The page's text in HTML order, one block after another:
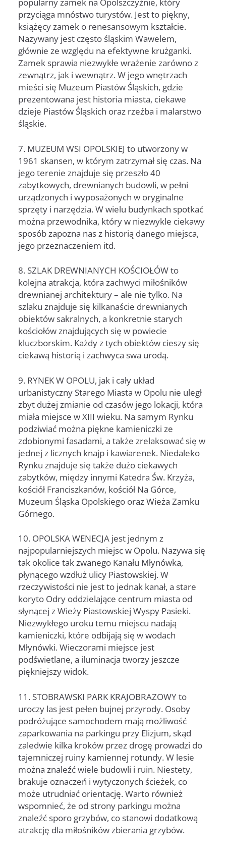
popularny zamek na Opolszczyźnie, który
przyciąga mnóstwo turystów. Jest to piękny,
książęcy zamek o renesansowym kształcie.
Nazywany jest często śląskim Wawelem,
głównie ze względu na efektywne krużganki.
Zamek sprawia niezwykłe wrażenie zarówno z
zewnątrz, jak i wewnątrz. W jego wnętrzach
mieści się Muzeum Piastów Śląskich, gdzie
prezentowana jest historia miasta, ciekawe
dzieje Piastów Śląskich oraz rzeźba i malarstwo
śląskie.
7. MUZEUM WSI OPOLSKIEJ to utworzony w
1961 skansen, w którym zatrzymał się czas. Na
jego terenie znajduje się przeszło 40
zabytkowych, drewnianych budowli, w pełni
urządzonych i wyposażonych w oryginalne
sprzęty i narzędzia. W wielu budynkach spotkać
można przewodnika, który w niezwykle ciekawy
sposób zapozna nas z historią danego miejsca,
jego przeznaczeniem itd.
8. SZLAK DREWNIANYCH KOŚCIOŁÓW to
kolejna atrakcja, która zachwyci miłośników
drewnianej architektury – ale nie tylko. Na
szlaku znajduje się kilkanaście drewnianych
obiektów sakralnych, a konkretnie starych
kościołów znajdujących się w powiecie
kluczborskim. Każdy z tych obiektów cieszy się
ciekawą historią i zachwyca swa urodą.
9. RYNEK W OPOLU, jak i cały układ
urbanistyczny Starego Miasta w Opolu nie uległ
zbyt dużej zmianie od czasów jego lokacji, która
miała miejsce w XIII wieku. Na samym Rynku
podziwiać można piękne kamieniczki ze
zdobionymi fasadami, a także zrelaksować się w
jednej z licznych knajp i kawiarenek. Niedaleko
Rynku znajduje się także dużo ciekawych
zabytków, między innymi Katedra Św. Krzyża,
kościół Franciszkanów, kościół Na Górce,
Muzeum Śląska Opolskiego oraz Wieża Zamku
Górnego.
10. OPOLSKA WENECJA jest jednym z
najpopularniejszych miejsc w Opolu. Nazywa się
tak okolice tak zwanego Kanału Młynówka,
płynącego wzdłuż ulicy Piastowskiej. W
rzeczywistości nie jest to jednak kanał, a stare
koryto Odry oddzielające centrum miasta od
słynącej z Wieży Piastowskiej Wyspy Pasieki.
Niezwykłego uroku temu miejscu nadają
kamieniczki, które odbijają się w wodach
Młynówki. Wieczorami miejsce jest
podświetlane, a iluminacja tworzy jeszcze
piękniejszy widok.
11. STOBRAWSKI PARK KRAJOBRAZOWY to
uroczy las jest pełen bujnej przyrody. Osoby
podróżujące samochodem mają możliwość
zaparkowania na parkingu przy Elizjum, skąd
zaledwie kilka kroków przez drogę prowadzi do
tajemniczej ruiny kamiennej rotundy. W lesie
można znaleźć wiele budowli i ruin. Niestety,
brakuje oznaczeń i wytyczonych ścieżek, co
może utrudniać orientację. Warto również
wspomnieć, że od strony parkingu można
znaleźć sporo grzybów, co stanowi dodatkową
atrakcję dla miłośników zbierania grzybów.